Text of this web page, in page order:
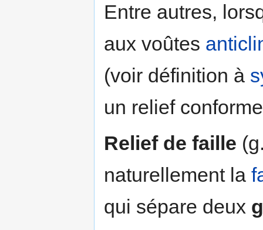
Entre autres,
aux voûtes
(voir définition à
un relief
Relief de faille
naturellement la
qui sépare deux